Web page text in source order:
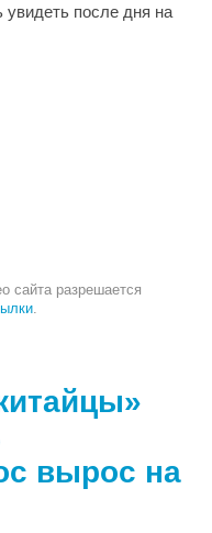
после дня на
сайта разрешается
вырос на